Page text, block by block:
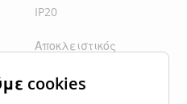
IP20
Αποκλειστικός
E27
cookies